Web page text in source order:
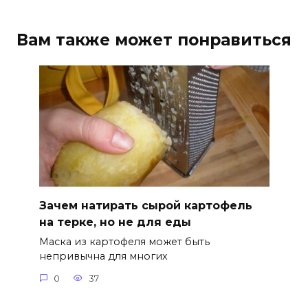
Вам также может понравиться
Зачем натирать сырой картофель
на терке, но не для еды
Маска из картофеля может быть
непривычна для многих
0 37